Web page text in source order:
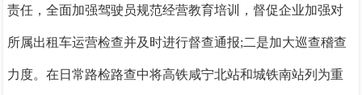
责任，全面加强驾驶员规范经营教育培训，督促企业加强对
所属出租车运营检查并及时进行督查通报;二是加大巡查稽查
力度。在日常路检路查中将高铁咸宁北站和城铁南站列为重